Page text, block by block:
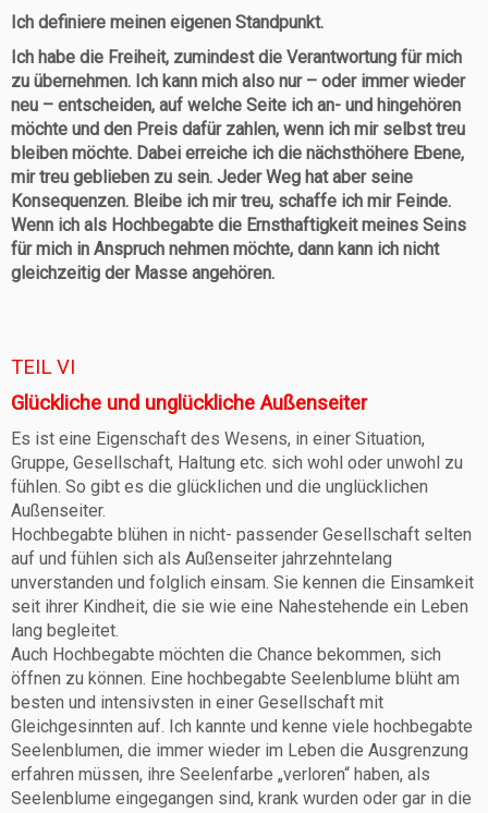
Ich definiere meinen eigenen Standpunkt.
Ich habe die Freiheit, zumindest die Verantwortung für mich
zu übernehmen. Ich kann mich also nur – oder immer wieder
neu – entscheiden, auf welche Seite ich an- und hingehören
möchte und den Preis dafür zahlen, wenn ich mir selbst treu
bleiben möchte. Dabei erreiche ich die nächsthöhere Ebene,
mir treu geblieben zu sein. Jeder Weg hat aber seine
Konsequenzen. Bleibe ich mir treu, schaffe ich mir Feinde.
Wenn ich als Hochbegabte die Ernsthaftigkeit meines Seins
für mich in Anspruch nehmen möchte, dann kann ich nicht
gleichzeitig der Masse angehören.
TEIL VI
Glückliche und unglückliche Außenseiter
Es ist eine Eigenschaft des Wesens, in einer Situation,
Gruppe, Gesellschaft, Haltung etc. sich wohl oder unwohl zu
fühlen. So gibt es die glücklichen und die unglücklichen
Außenseiter.
Hochbegabte blühen in nicht- passender Gesellschaft selten
auf und fühlen sich als Außenseiter jahrzehntelang
unverstanden und folglich einsam. Sie kennen die Einsamkeit
seit ihrer Kindheit, die sie wie eine Nahestehende ein Leben
lang begleitet.
Auch Hochbegabte möchten die Chance bekommen, sich
öffnen zu können. Eine hochbegabte Seelenblume blüht am
besten und intensivsten in einer Gesellschaft mit
Gleichgesinnten auf. Ich kannte und kenne viele hochbegabte
Seelenblumen, die immer wieder im Leben die Ausgrenzung
erfahren müssen, ihre Seelenfarbe „verloren“ haben, als
Seelenblume eingegangen sind, krank wurden oder gar in die